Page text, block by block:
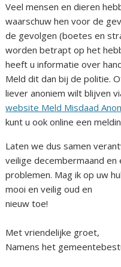
Veel mensen en dieren
waarschuw hen voor de
de gevolgen (boetes en
worden betrapt op het
heeft u informatie over
Meld dit dan bij de politie.
liever anoniem wilt blijven
website Meld Misdaad
kunt u ook online een
Laten we dus samen
veilige decembermaand
problemen. Mag ik op uw
mooi en veilig oud en
nieuw toe!
Met vriendelijke groet,
Namens het